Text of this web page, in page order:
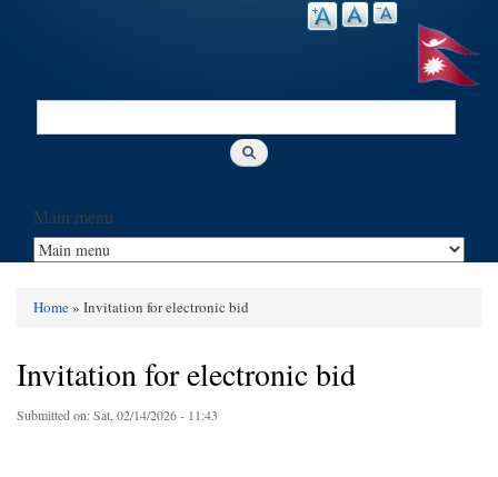
Search
Main menu
Home» Invitation for electronic bid
Invitation for electronic bid
Submitted on:Sat, 02/14/2026 - 11:43